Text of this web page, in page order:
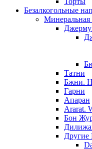
Безалкогольные
Минеральная
Татни
Бжни.
Гарни
Апаран
Ararat.
Бон
Другие